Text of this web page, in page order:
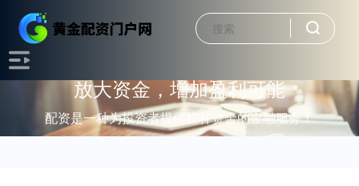
放大资金，增加盈利可能
配资是一种为投资者提供杠杆资金的金融服务！